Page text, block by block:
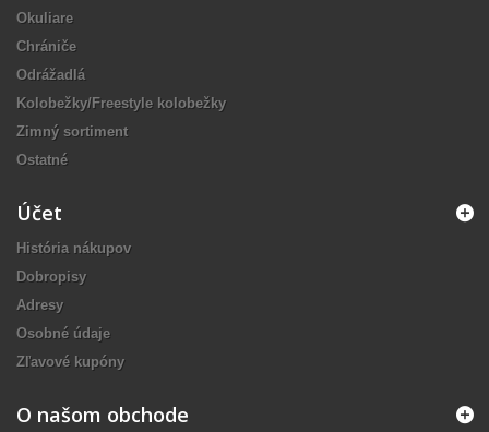
Okuliare
Chrániče
Odrážadlá
Kolobežky/Freestyle kolobežky
Zimný sortiment
Ostatné
Účet
História nákupov
Dobropisy
Adresy
Osobné údaje
Zľavové kupóny
O našom obchode